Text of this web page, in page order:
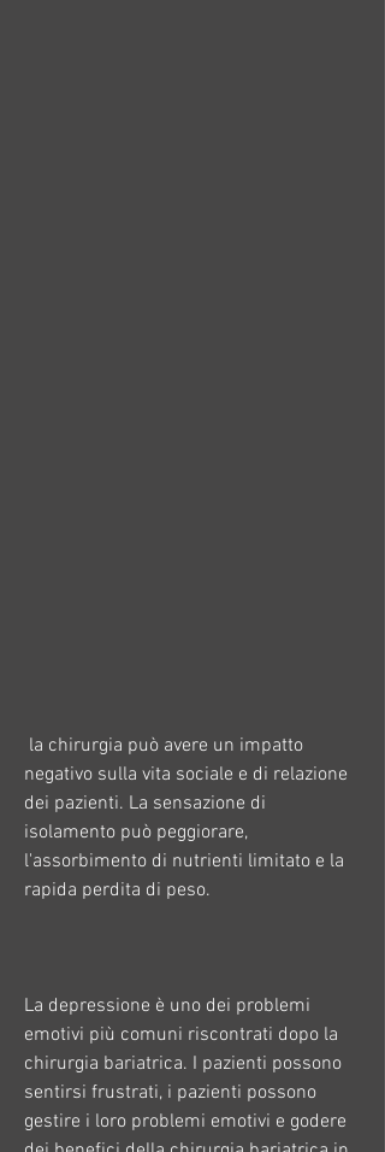
negativo sulla vita sociale e di relazione
dei pazienti. La sensazione di
isolamento può peggiorare,
l'assorbimento di nutrienti limitato e la
rapida perdita di peso.
La depressione è uno dei problemi
emotivi più comuni riscontrati dopo la
chirurgia bariatrica. I pazienti possono
sentirsi frustrati, i pazienti possono
gestire i loro problemi emotivi e godere